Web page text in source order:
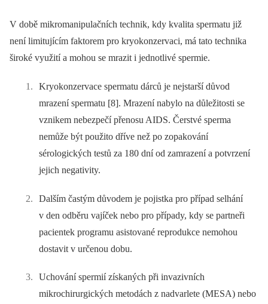
V době mikromanipulačních technik, kdy kvalita spermatu již
není limitujícím faktorem pro kryokonzervaci, má tato technika
široké využití a mohou se mrazit i jednotlivé spermie.
Kryokonzervace spermatu dárců je nejstarší důvod
mrazení spermatu [8]. Mrazení nabylo na důležitosti se
vznikem nebezpečí přenosu AIDS. Čerstvé sperma
nemůže být použito dříve než po zopakování
sérologických testů za 180 dní od zamrazení a potvrzení
jejich negativity.
Dalším častým důvodem je pojistka pro případ selhání
v den odběru vajíček nebo pro případy, kdy se partneři
pacientek programu asistované reprodukce nemohou
dostavit v určenou dobu.
Uchování spermií získaných při invazivních
mikrochirurgických metodách z nadvarlete (MESA) nebo